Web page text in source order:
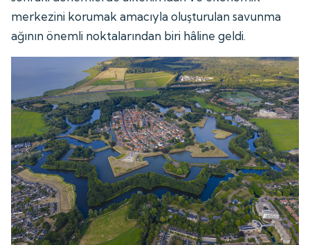
merkezini korumak amacıyla oluşturulan savunma
ağının önemli noktalarından biri hâline geldi.